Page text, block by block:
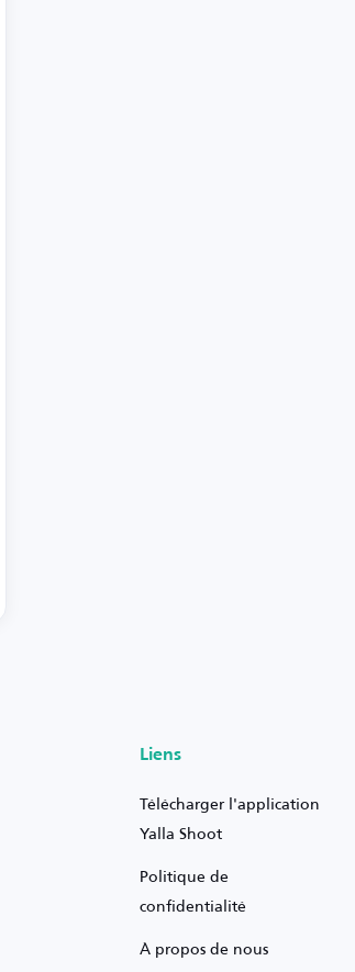
Liens
Télécharger l'application
Yalla Shoot
Politique de
confidentialité
À propos de nous